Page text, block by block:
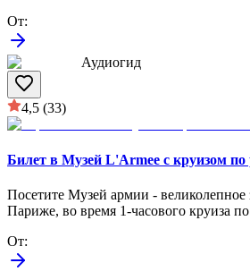
От:
Аудиогид
4,5 (33)
Билет в Музей L'Armee с круизом по
Посетите Музей армии -
Париже, во время 1-часового круиза
От: